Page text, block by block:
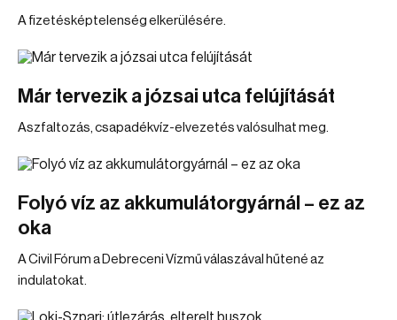
A fizetésképtelenség elkerülésére.
Már tervezik a józsai utca felújítását
Aszfaltozás, csapadékvíz-elvezetés valósulhat meg.
Folyó víz az akkumulátorgyárnál – ez az
oka
A Civil Fórum a Debreceni Vízmű válaszával hűtené az
indulatokat.